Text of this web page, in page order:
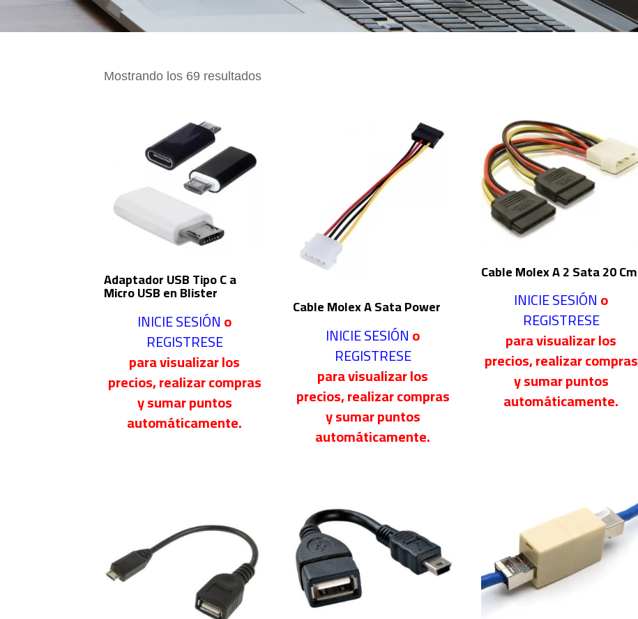
Mostrando los 69 resultadosOrdenado
Adaptador USB Tipo C a
Micro USB en Blister
INICIE SESIÓNo
REGISTRESE
para visualizar los
precios, realizar compras
y sumar puntos
automáticamente.
Cable Molex A Sata Power
INICIE SESIÓNo
REGISTRESE
para visualizar los
precios, realizar compras
y sumar puntos
automáticamente.
Cable Molex A 2 Sata 20 Cm
INICIE SESIÓNo
REGISTRESE
para visualizar los
precios, realizar compras
y sumar puntos
automáticamente.